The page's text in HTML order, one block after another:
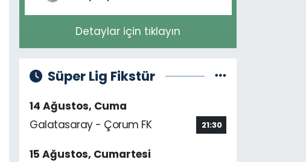
Detaylar için tıklayın
Süper Lig Fikstür
14 Ağustos, Cuma
Galatasaray - Çorum FK
21:30
15 Ağustos, Cumartesi